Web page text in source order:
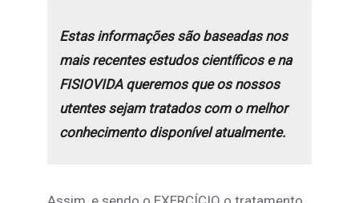
Estas informações são baseadas nos
mais recentes estudos científicos e na
FISIOVIDA queremos que os nossos
utentes sejam tratados com o melhor
conhecimento disponível atualmente.